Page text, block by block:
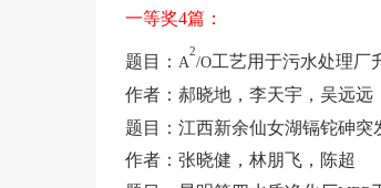
一等奖4篇：
题目： A
2
/O工艺用于污水处理厂
作者：郝晓地，李天宇，吴远远
题目：江西新余仙女湖镉铊砷突
作者：张晓健，林朋飞，陈超